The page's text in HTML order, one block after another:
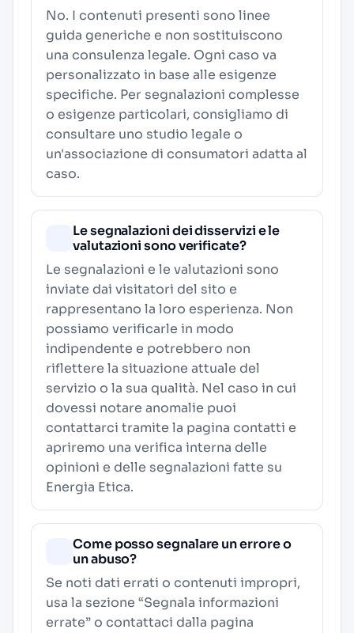
No. I contenuti presenti sono linee
guida generiche e non sostituiscono
una consulenza legale. Ogni caso va
personalizzato in base alle esigenze
specifiche. Per segnalazioni complesse
o esigenze particolari, consigliamo di
consultare uno studio legale o
un'associazione di consumatori adatta al
caso.
Le segnalazioni dei disservizi e le
valutazioni sono verificate?
Le segnalazioni e le valutazioni sono
inviate dai visitatori del sito e
rappresentano la loro esperienza. Non
possiamo verificarle in modo
indipendente e potrebbero non
riflettere la situazione attuale del
servizio o la sua qualità. Nel caso in cui
dovessi notare anomalie puoi
contattarci tramite la pagina contatti e
apriremo una verifica interna delle
opinioni e delle segnalazioni fatte su
Energia Etica.
Come posso segnalare un errore o
un abuso?
Se noti dati errati o contenuti impropri,
usa la sezione “Segnala informazioni
errate” o contattaci dalla pagina